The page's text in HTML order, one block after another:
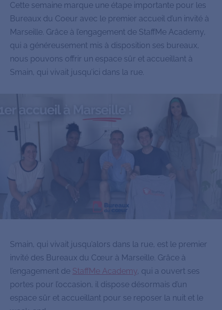
Cette semaine marque une étape importante pour les
Bureaux du Coeur avec le premier accueil d’un invité à
Marseille. Grâce à l’engagement de StaffMe Academy,
qui a généreusement mis à disposition ses bureaux,
nous pouvons offrir un espace sûr et accueillant à
Smain, qui vivait jusqu’ici dans la rue.
Smain, qui vivait jusqu’alors dans la rue, est le premier
invité des Bureaux du Cœur à Marseille. Grâce à
l’engagement de StaffMe Academy, qui a ouvert ses
portes pour l’occasion, il dispose désormais d’un
espace sûr et accueillant pour se reposer la nuit et le